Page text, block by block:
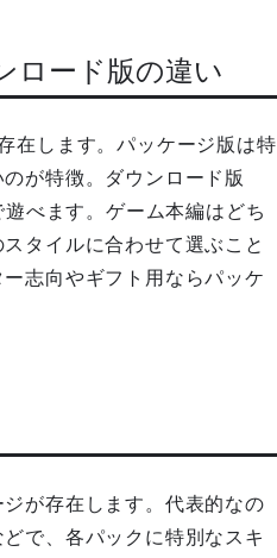
ロード版の違い
在します。パッケージ版は特
が特徴。ダウンロード版
べます。ゲーム本編はどち
タイルに合わせて選ぶこと
志向やギフト用ならパッケ
が存在します。代表的なの
で、各パックに特別なスキ